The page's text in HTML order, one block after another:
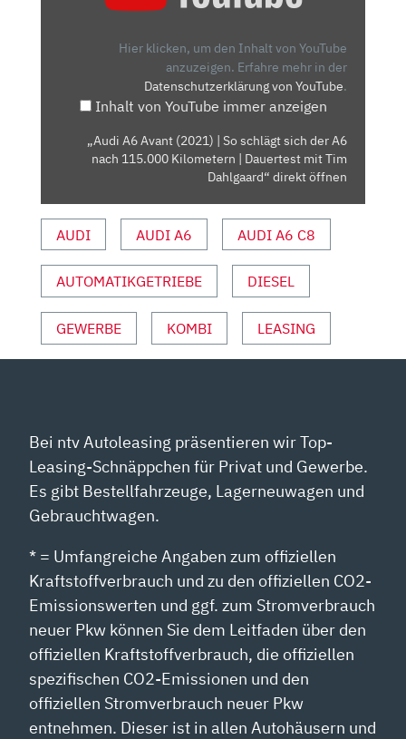
| DAUERTEST
MIT
TIM
DAHLGAARD“
YOUTUBE
ANZEIGEN
Hier klicken, um den Inhalt von YouTube
anzuzeigen. Erfahre mehr in der
Datenschutzerklärung von YouTube.
Inhalt von YouTube immer anzeigen
„Audi A6 Avant (2021) | So schlägt sich der A6
nach 115.000 Kilometern | Dauertest mit Tim
Dahlgaard“ direkt öffnen
AUDI AUDI A6 AUDI A6 C8
AUTOMATIKGETRIEBE DIESEL
GEWERBE KOMBI LEASING
Bei ntv Autoleasing präsentieren wir Top-
Leasing-Schnäppchen für Privat und Gewerbe.
Es gibt Bestellfahrzeuge, Lagerneuwagen und
Gebrauchtwagen.
* = Umfangreiche Angaben zum offiziellen
Kraftstoffverbrauch und zu den offiziellen CO2-
Emissionswerten und ggf. zum Stromverbrauch
neuer Pkw können Sie dem Leitfaden über den
offiziellen Kraftstoffverbrauch, die offiziellen
spezifischen CO2-Emissionen und den
offiziellen Stromverbrauch neuer Pkw
entnehmen. Dieser ist in allen Autohäusern und